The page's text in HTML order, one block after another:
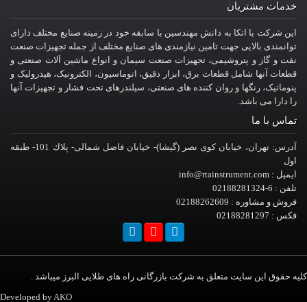
خدمات مشتریان
این شرکت با اتکا به دانش مهندسین با سابقه خود در زمینه صنایع مختلف دارای
توانمندی بالایی جهت تامین نیازمندی های صنایع مختلف از جمله تجهیزات صنعت
نفت و گاز و پتروشیمی، تجهیزات صنعت سیمان و انواع ماشین آلات صنعتی و
قطعات آنها شامل قطعات برق، ابزار دقیق، اتوماسیون، الکترونیک، هیدرولیک و
پنوماتیک، رنگها و روان کننده های صنعتی، سیلندرهای تحت فشار و تجهیزات آنها
را دارا می باشد.
تماس با ما
آدرس: تهران، خيابان کوی نصر (گیشا)- خيابان فاضل شمالی- پلاك 101- طبقه
اول
ایمیل : info@rtainstrument.com
تلفن : 6-02188281324
فروش و مشاوره : 02188262609
فکس : 02188281297
کلیه حقوق این سایت متعلق به شرکت بازرگانی راه های طلایی البرز میباشد .
Developed byAKO